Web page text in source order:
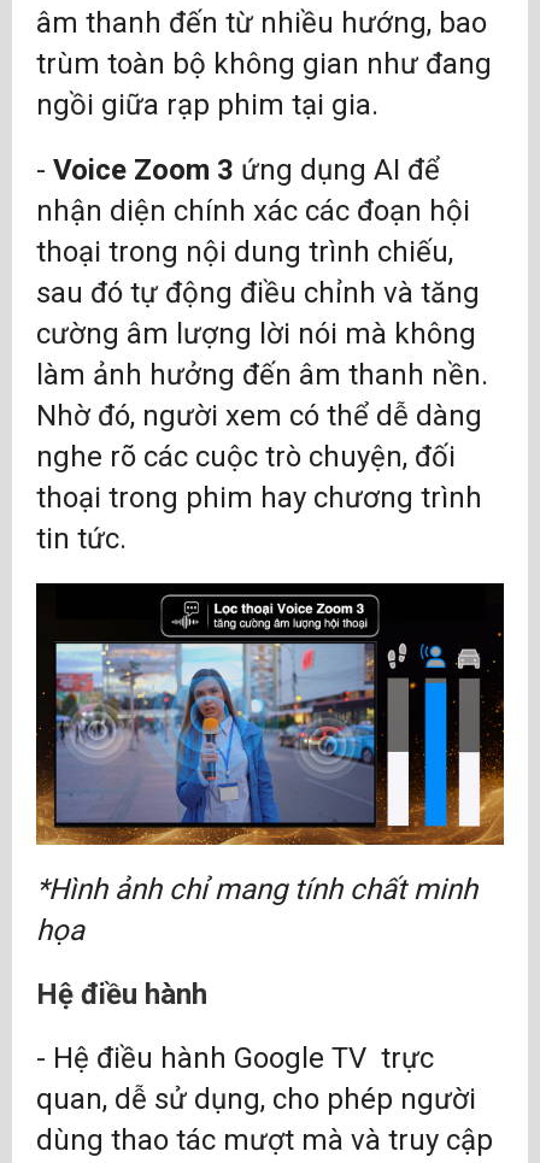
âm thanh đến từ nhiều hướng, bao
trùm toàn bộ không gian như đang
ngồi giữa rạp phim tại gia.
- Voice Zoom 3 ứng dụng AI để
nhận diện chính xác các đoạn hội
thoại trong nội dung trình chiếu,
sau đó tự động điều chỉnh và tăng
cường âm lượng lời nói mà không
làm ảnh hưởng đến âm thanh nền.
Nhờ đó, người xem có thể dễ dàng
nghe rõ các cuộc trò chuyện, đối
thoại trong phim hay chương trình
tin tức.
*Hình ảnh chỉ mang tính chất minh
họa
Hệ điều hành
- Hệ điều hành Google TV trực
quan, dễ sử dụng, cho phép người
dùng thao tác mượt mà và truy cập